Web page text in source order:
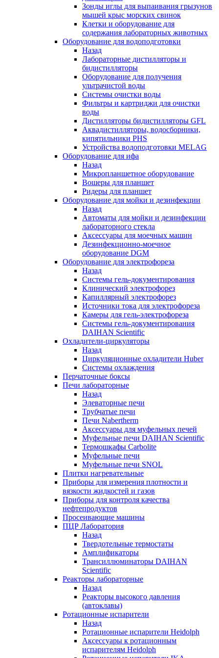
Зонды иглы для выпаивания грызунов
мышей крыс морских свинок
Клетки и оборудование для
содержания лабораторных животных
Оборудование для водоподготовки
Назад
Лабораторные дистилляторы и
бидистилляторы
Оборудование для получения
ультрачистой воды
Системы очистки воды
Фильтры и картриджи для очистки
воды
Дистилляторы бидистилляторы GFL
Аквадистилляторы, водосборники,
кипятильники PHS
Устройства водоподготовки MELAG
Оборудование для ифа
Назад
Микропланшетное оборудование
Вошеры для планшет
Ридеры для планшет
Оборудование для мойки и дезинфекции
Назад
Автоматы для мойки и дезинфекции
лабораторного стекла
Аксессуары для моечных машин
Дезинфекционно-моечное
оборудование DGM
Оборудование для электрофореза
Назад
Системы гель-документирования
Клинический электрофорез
Капиллярный электрофорез
Источники тока для электрофореза
Камеры для гель-электрофореза
Системы гель-документирования
DAIHAN Scientific
Охладители-циркуляторы
Назад
Циркуляционные охладители Huber
Системы охлаждения
Перчаточные боксы
Печи лабораторные
Назад
Элеваторные печи
Трубчатые печи
Печи Nabertherm
Аксессуары для муфельных печей
Муфельные печи DAIHAN Scientific
Термошкафы Carbolite
Муфельные печи
Муфельные печи SNOL
Плитки нагревательные
Приборы для измерения плотности и
вязкости жидкостей и газов
Приборы для контроля качества
нефтепродуктов
Просеивающие машины
ПЦР Лаборатория
Назад
Твердотельные термостаты
Амплификаторы
Трансиллюминаторы DAIHAN
Scientific
Реакторы лабораторные
Назад
Реакторы высокого давления
(автоклавы)
Ротационные испарители
Назад
Ротационные испарители Heidolph
Аксессуары к ротационным
испарителям Heidolph